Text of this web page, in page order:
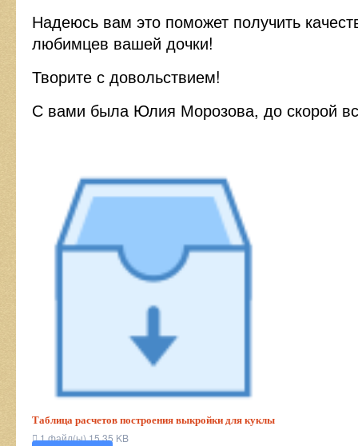
Надеюсь вам это поможет получить
любимцев вашей дочки!
Творите с довольствием!
С вами была Юлия Морозова, до скорой
Таблица расчетов построения выкройки для куклы
1 файл(ы)15.35 KB